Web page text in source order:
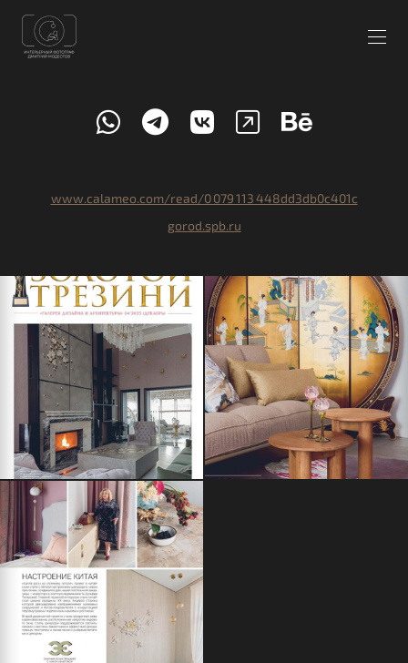
www.calameo.com/read/0 079 113 448dd3db0c401c
gorod.spb.ru